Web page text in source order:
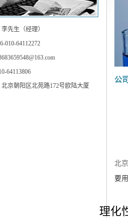
先生（经理）
010-64112272
64113806
京朝阳区北苑路172号欧陆大厦
公
北
要
理化